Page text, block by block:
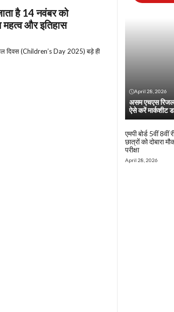
है 14 नवंबर को
और इतिहास
दिवस (Children’s Day 2025) बड़े ही
April 28, 2026
असम एचएस
ऐसे करें मार्कशीट
एमपी बोर्ड 5वीं
छात्रों को दोबारा
परीक्षा
April 28, 2026